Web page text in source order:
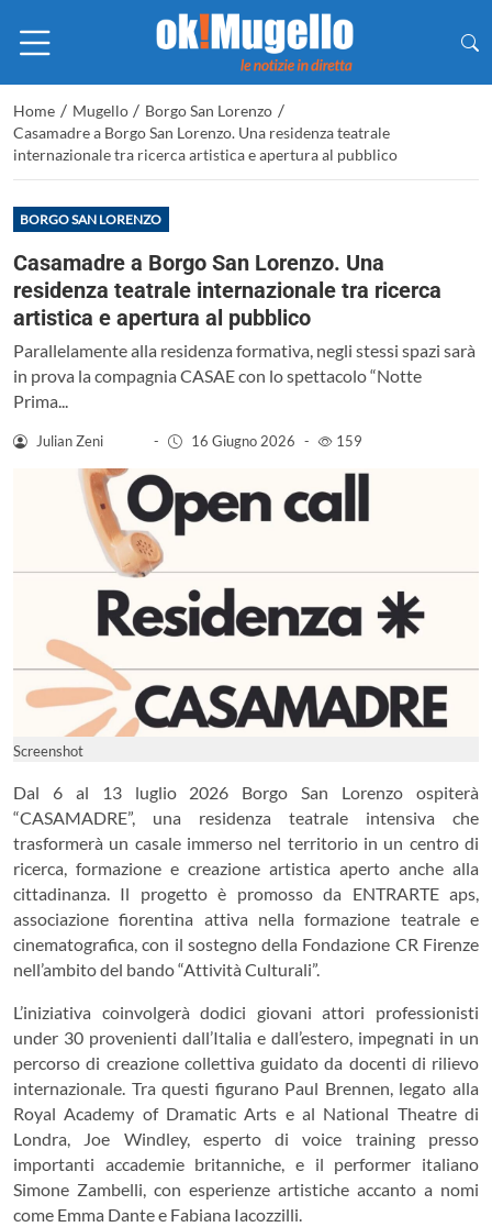
Home / Mugello / Borgo San Lorenzo /
Casamadre a Borgo San Lorenzo. Una residenza teatrale
internazionale tra ricerca artistica e apertura al pubblico
BORGO SAN LORENZO
Casamadre a Borgo San Lorenzo. Una
residenza teatrale internazionale tra ricerca
artistica e apertura al pubblico
Parallelamente alla residenza formativa, negli stessi spazi sarà
in prova la compagnia CASAE con lo spettacolo “Notte
Prima...
Julian Zeni - 16 Giugno 2026 - 159
Screenshot
Dal 6 al 13 luglio 2026 Borgo San Lorenzo ospiterà
“CASAMADRE”, una residenza teatrale intensiva che
trasformerà un casale immerso nel territorio in un centro di
ricerca, formazione e creazione artistica aperto anche alla
cittadinanza. Il progetto è promosso da ENTRARTE aps,
associazione fiorentina attiva nella formazione teatrale e
cinematografica, con il sostegno della Fondazione CR Firenze
nell’ambito del bando “Attività Culturali”.
L’iniziativa coinvolgerà dodici giovani attori professionisti
under 30 provenienti dall’Italia e dall’estero, impegnati in un
percorso di creazione collettiva guidato da docenti di rilievo
internazionale. Tra questi figurano Paul Brennen, legato alla
Royal Academy of Dramatic Arts e al National Theatre di
Londra, Joe Windley, esperto di voice training presso
importanti accademie britanniche, e il performer italiano
Simone Zambelli, con esperienze artistiche accanto a nomi
come Emma Dante e Fabiana Iacozzilli.